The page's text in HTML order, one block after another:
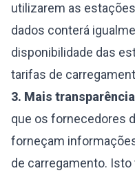
utilizarem as
dados conterá
disponibilidade das
tarifas de
3. Mais transparência
que os fornecedores
forneçam
de carregamento.